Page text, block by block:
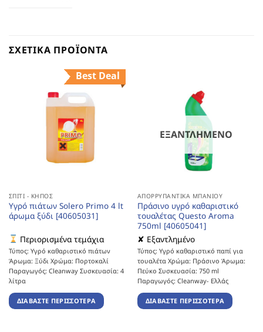
ΣΧΕΤΙΚΆ ΠΡΟΪΌΝΤΑ
Best Deal
ΣΠΊΤΙ - ΚΉΠΟΣ
Υγρό πιάτων Solero Primo 4 lt
άρωμα ξύδι [40605031]
Περιορισμένα τεμάχια
Τύπος: Υγρό καθαριστικό πιάτων
Άρωμα: Ξύδι Χρώμα: Πορτοκαλί
Παραγωγός: Cleanway Συσκευασία: 4
λίτρα
ΔΙΑΒΆΣΤΕ ΠΕΡΙΣΣΌΤΕΡΑ
ΕΞΑΝΤΛΗΜΈΝΟ
ΑΠΟΡΡΥΠΑΝΤΙΚΆ ΜΠΆΝΙΟΥ
Πράσινο υγρό καθαριστικό
τουαλέτας Questo Aroma
750ml [40605041]
✘ Εξαντλημένο
Τύπος: Υγρό καθαριστικό παπί για
τουαλέτα Χρώμα: Πράσινο Άρωμα:
Πεύκο Συσκευασία: 750 ml
Παραγωγός: Cleanway- Ελλάς
ΔΙΑΒΆΣΤΕ ΠΕΡΙΣΣΌΤΕΡΑ